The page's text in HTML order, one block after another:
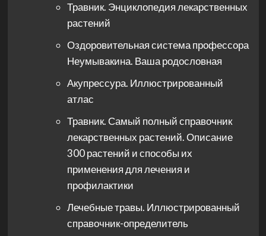
Травник. Энциклопедия лекарственных
растений
Оздоровительная система профессора
Неумывакина. Ваша родословная
Акупрессура. Иллюстрированный
атлас
Травник. Самый полный справочник
лекарственных растений. Описание
300 растений и способы их
применения для лечения и
профилактики
Лечебные травы. Иллюстрированный
справочник-определитель